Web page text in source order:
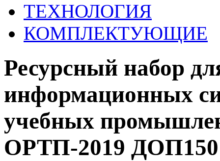
ТЕХНОЛОГИЯ
КОМПЛЕКТУЮЩИЕ
Ресурсный набор
информационных
учебных
ОРТП-2019 ДОП150